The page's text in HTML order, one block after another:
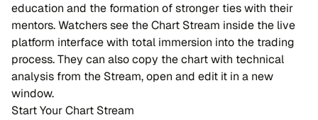
education and the formation of stronger ties with their
mentors. Watchers see the Chart Stream inside the live
platform interface with total immersion into the trading
process. They can also copy the chart with technical
analysis from the Stream, open and edit it in a new
window.
Start Your Chart Stream